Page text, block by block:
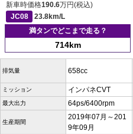
新車時価格190.6万円(税込)
JC08
23.8km/L
満タンでどこまで走る？
714km
排気量 658cc
ミッション インパネCVT
最大出力 64ps/6400rpm
生産期間
2019年07月～201
9年09月